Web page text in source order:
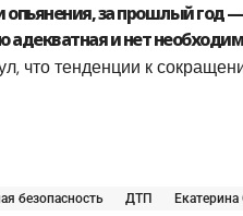
опьянения, за прошлый год
адекватная и нет
что тенденции к
безопасность ДТП